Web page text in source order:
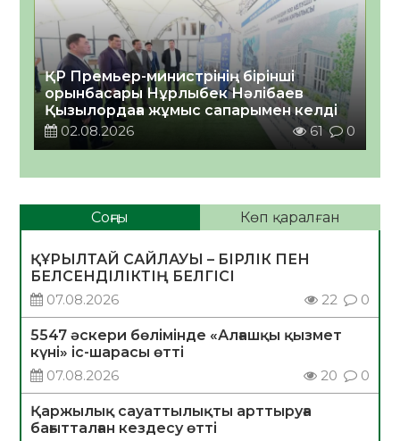
ҚР Премьер-министрінің бірінші
орынбасары Нұрлыбек Нәлібаев
Қызылордаға жұмыс сапарымен келді
02.08.2026
61 0
Соңғы Көп қаралған
ҚҰРЫЛТАЙ САЙЛАУЫ – БІРЛІК ПЕН
БЕЛСЕНДІЛІКТІҢ БЕЛГІСІ
07.08.2026
22 0
5547 әскери бөлімінде «Алғашқы қызмет
күні» іс-шарасы өтті
07.08.2026
20 0
Қаржылық сауаттылықты арттыруға
бағытталған кездесу өтті